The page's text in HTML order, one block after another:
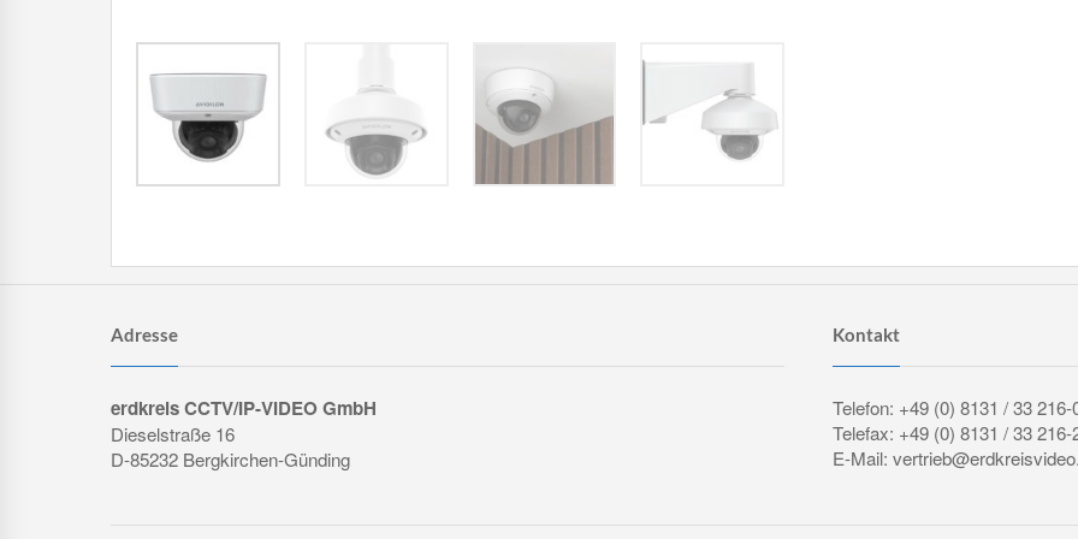
Adresse
erdkreis CCTV/IP-VIDEO GmbH
Dieselstraße 16
D-85232 Bergkirchen-Günding
Kontakt
Telefon: +49 (0) 8131 / 33 216-
Telefax: +49 (0) 8131 / 33 216-
E-Mail: